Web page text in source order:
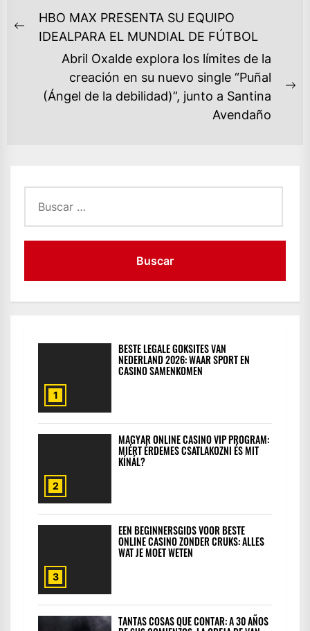
NAVEGACIÓN
DE
ENTRADAS
Previous
HBO MAX PRESENTA SU EQUIPO
IDEALPARA EL MUNDIAL DE FÚTBOL
Abril Oxalde explora los límites de la
creación en su nuevo single “Puñal
(Ángel de la debilidad)”, junto a Santina
Avendaño
1
BESTE LEGALE GOKSITES VAN
NEDERLAND 2026: WAAR SPORT EN
CASINO SAMENKOMEN
2
MAGYAR ONLINE CASINO VIP PROGRAM:
MIÉRT ÉRDEMES CSATLAKOZNI ÉS MIT
KÍNÁL?
3
EEN BEGINNERSGIDS VOOR BESTE
ONLINE CASINO ZONDER CRUKS: ALLES
WAT JE MOET WETEN
TANTAS COSAS QUE CONTAR: A 30 AÑOS